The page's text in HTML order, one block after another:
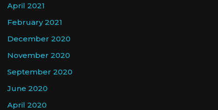
April 2021
February 2021
December 2020
November 2020
September 2020
June 2020
April 2020